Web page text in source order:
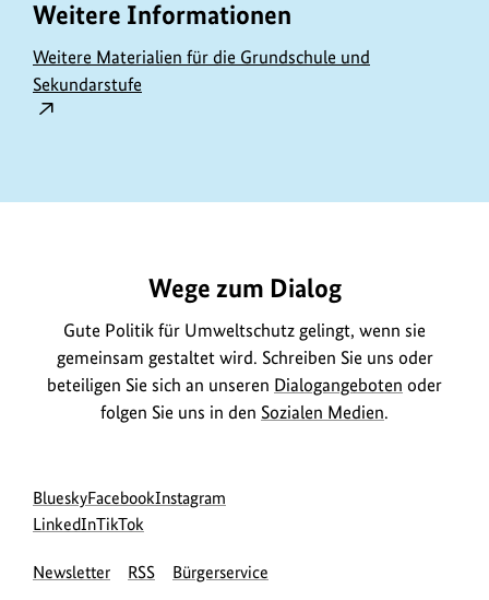
Weitere Informationen
Weitere Materialien für die Grundschule und
Sekundarstufe
Wege zum Dialog
Gute Politik für Umweltschutz gelingt, wenn sie
gemeinsam gestaltet wird. Schreiben Sie uns oder
beteiligen Sie sich an unseren Dialogangeboten oder
folgen Sie uns in den Sozialen Medien.
Social
Media
Blueskyzur
Bluesky-
des
Facebookzur
des
Instagram
des
LinkedInzur
Seite
zur
Seite
TikTok
Newsletter RSS Bürgerservice